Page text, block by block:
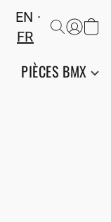
EN
FR
PIÈCES BMX